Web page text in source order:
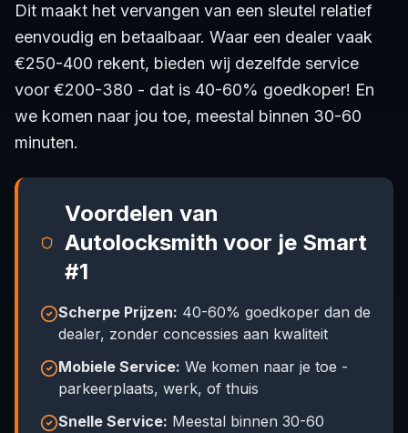
Dit maakt het vervangen van een sleutel relatief
eenvoudig en betaalbaar. Waar een dealer vaak
€250-400 rekent, bieden wij dezelfde service
voor €200-380 - dat is 40-60% goedkoper! En
we komen naar jou toe, meestal binnen 30-60
minuten.
Voordelen van
Autolocksmith voor je Smart
#1
Scherpe Prijzen: 40-60% goedkoper dan de
dealer, zonder concessies aan kwaliteit
Mobiele Service: We komen naar je toe -
parkeerplaats, werk, of thuis
Snelle Service: Meestal binnen 30-60